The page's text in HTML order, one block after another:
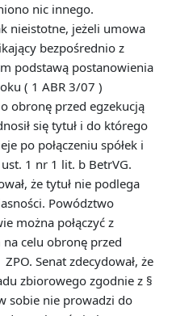
nic innego.
nieistotne, jeżeli umowa
bezpośrednio z
podstawą postanowienia
( 1 ABR 3/07 )
obronę przed egzekucją
się tytuł i do którego
po połączeniu spółek i
1 nr 1 lit. b BetrVG.
że tytuł nie podlega
Powództwo
można połączyć z
na celu obronę przed
Senat zdecydował, że
zbiorowego zgodnie z §
sobie nie prowadzi do